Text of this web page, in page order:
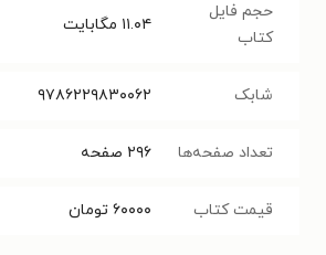
حجم فایل
کتاب
۱۱.۰۴ مگابایت
شابک ۹۷۸۶۲۲۹۸۳۰۰۶۲
تعداد صفحه‌ها ۲۹۶ صفحه
قیمت کتاب ۶۰۰۰۰ تومان